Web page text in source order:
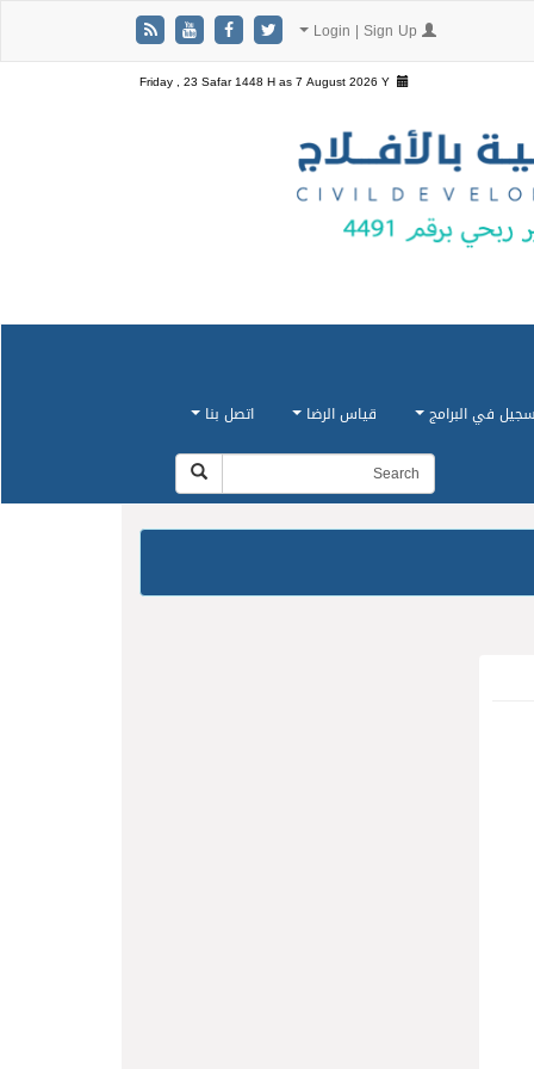
Friday , 23 Safar 1448 H as7 August 2026 Y
في البرامج قياس الرضا اتصل بنا